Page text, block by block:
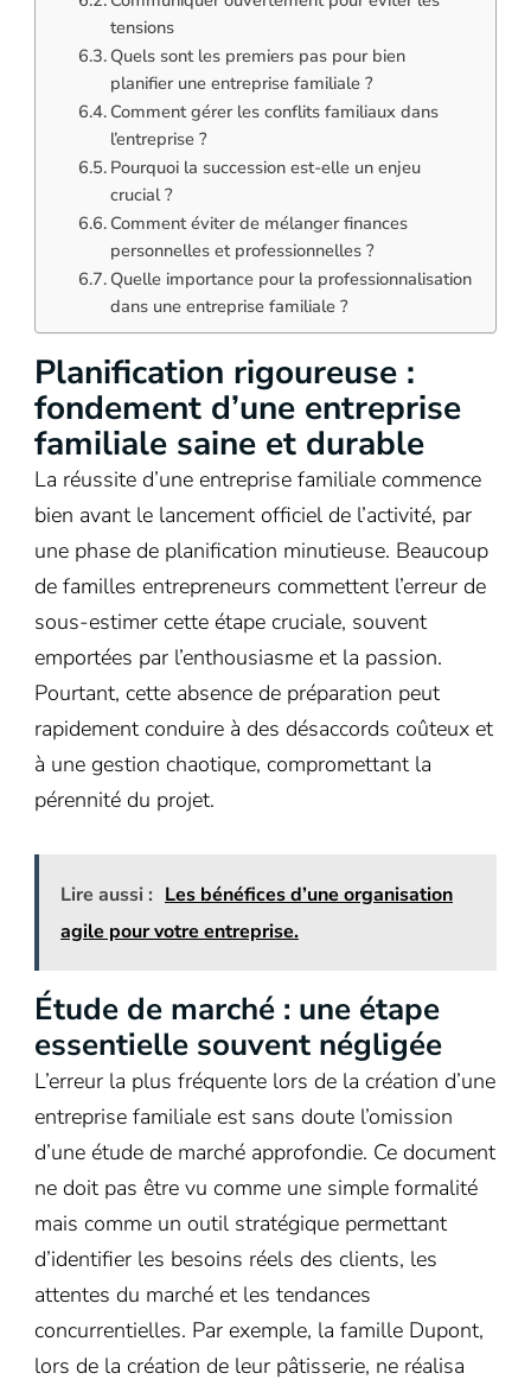
tensions
Quels sont les premiers pas pour bien
planifier une entreprise familiale ?
Comment gérer les conflits familiaux dans
l’entreprise ?
Pourquoi la succession est-elle un enjeu
crucial ?
Comment éviter de mélanger finances
personnelles et professionnelles ?
Quelle importance pour la professionnalisation
dans une entreprise familiale ?
Planification rigoureuse :
fondement d’une entreprise
familiale saine et durable
La réussite d’une entreprise familiale commence
bien avant le lancement officiel de l’activité, par
une phase de planification minutieuse. Beaucoup
de familles entrepreneurs commettent l’erreur de
sous-estimer cette étape cruciale, souvent
emportées par l’enthousiasme et la passion.
Pourtant, cette absence de préparation peut
rapidement conduire à des désaccords coûteux et
à une gestion chaotique, compromettant la
pérennité du projet.
Lire aussi : Les bénéfices d’une organisation
agile pour votre entreprise.
Étude de marché : une étape
essentielle souvent négligée
L’erreur la plus fréquente lors de la création d’une
entreprise familiale est sans doute l’omission
d’une étude de marché approfondie. Ce document
ne doit pas être vu comme une simple formalité
mais comme un outil stratégique permettant
d’identifier les besoins réels des clients, les
attentes du marché et les tendances
concurrentielles. Par exemple, la famille Dupont,
lors de la création de leur pâtisserie, ne réalisa